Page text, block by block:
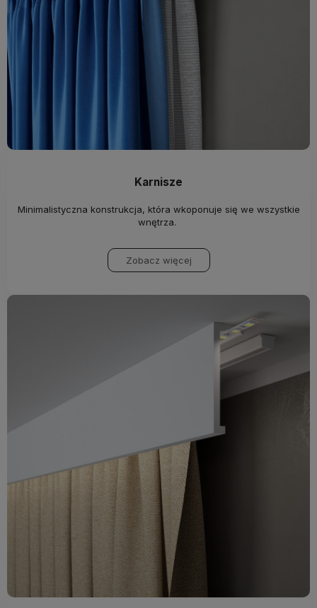
Karnisze
Minimalistyczna konstrukcja, która wkoponuje się we wszystkie
wnętrza.
Zobacz więcej